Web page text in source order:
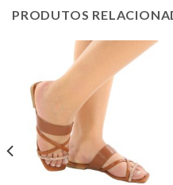
PRODUTOS